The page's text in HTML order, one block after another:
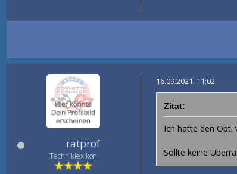
ratprof
Techniklexikon
16.09.2021, 11:02
Zitat:
Ich hatte den Opti
Sollte keine